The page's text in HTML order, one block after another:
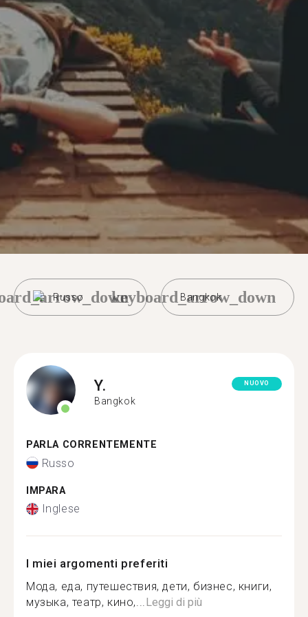
Russo Bangkok
keyboard_arrow_down
Y.
Bangkok
NUOVO
PARLA CORRENTEMENTE
Russo
IMPARA
Inglese
I miei argomenti preferiti
Мода, еда, путешествия, дети, бизнес, книги,
музыка, театр, кино,...Leggi di più